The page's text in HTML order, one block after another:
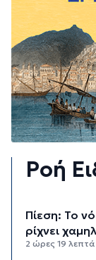
Ροή
Πίεση: Το
ρίχνει
2 ώρες 19 λεπτά